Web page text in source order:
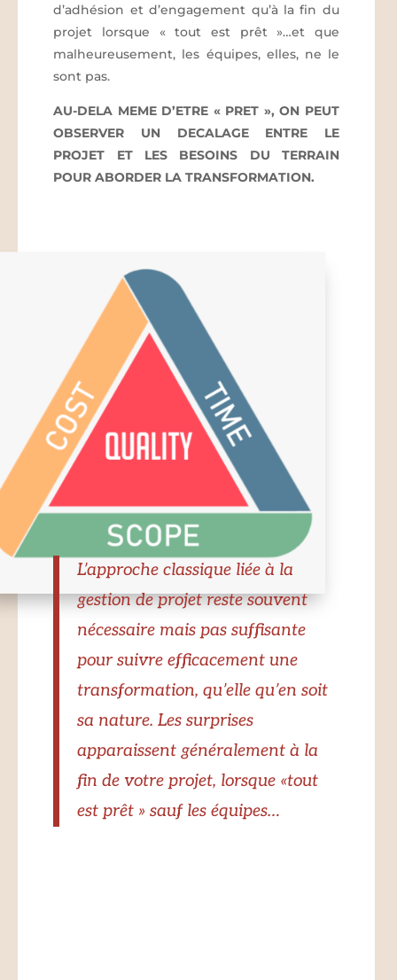
d’adhésion et d’engagement qu’à la fin du
projet lorsque « tout est prêt »…et que
malheureusement, les équipes, elles, ne le
sont pas.
AU-DELA MEME D’ETRE « PRET », ON PEUT
OBSERVER UN DECALAGE ENTRE LE
PROJET ET LES BESOINS DU TERRAIN
POUR ABORDER LA TRANSFORMATION.
L’approche classique liée à la
gestion de projet reste souvent
nécessaire mais pas suffisante
pour suivre efficacement une
transformation, qu’elle qu’en soit
sa nature. Les surprises
apparaissent généralement à la
fin de votre projet, lorsque «tout
est prêt » sauf les équipes…